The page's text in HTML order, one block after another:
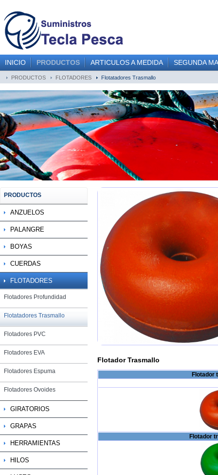
INICIO PRODUCTOS ARTICULOS A MEDIDA SEGUNDA
PRODUCTOS FLOTADORES Flotatadores Trasmallo
PRODUCTOS
ANZUELOS
PALANGRE
BOYAS
CUERDAS
FLOTADORES
Flotadores Profundidad
Flotatadores Trasmallo
Flotadores PVC
Flotadores EVA
Flotadores Espuma
Flotadores Ovoides
GIRATORIOS
GRAPAS
HERRAMIENTAS
HILOS
Flotador Trasmallo
Flotador
Flotador